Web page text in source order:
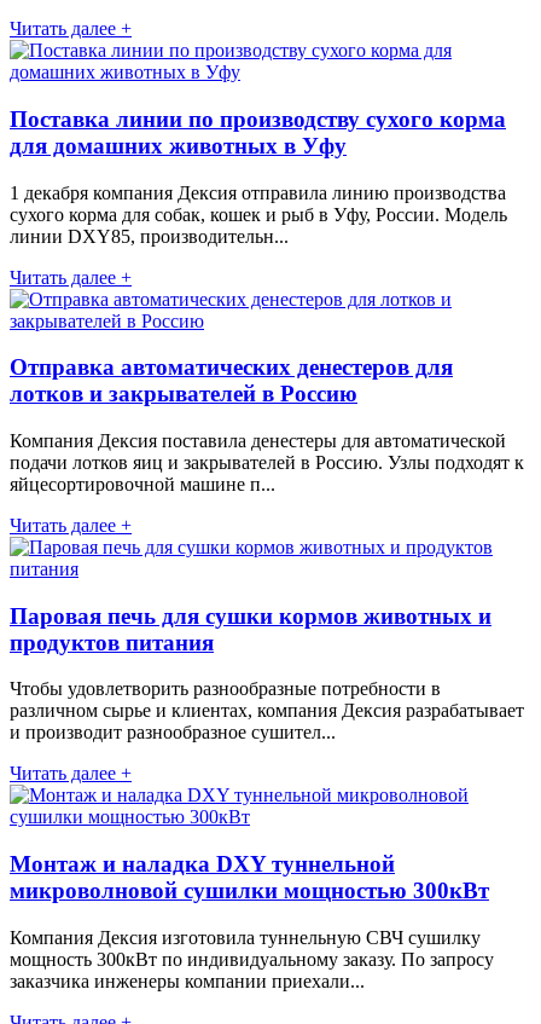
Читать далее +
Поставка линии по производству сухого корма
для домашних животных в Уфу
1 декабря компания Дексия отправила линию производства
сухого корма для собак, кошек и рыб в Уфу, России. Модель
линии DXY85, производительн...
Читать далее +
Отправка автоматических денестеров для
лотков и закрывателей в Россию
Компания Дексия поставила денестеры для автоматической
подачи лотков яиц и закрывателей в Россию. Узлы подходят к
яйцесортировочной машине п...
Читать далее +
Паровая печь для сушки кормов животных и
продуктов питания
Чтобы удовлетворить разнообразные потребности в
различном сырье и клиентах, компания Дексия разрабатывает
и производит разнообразное сушител...
Читать далее +
Монтаж и наладка DXY туннельной
микроволновой сушилки мощностью 300кВт
Компания Дексия изготовила туннельную СВЧ сушилку
мощность 300кВт по индивидуальному заказу. По запросу
заказчика инженеры компании приехали...